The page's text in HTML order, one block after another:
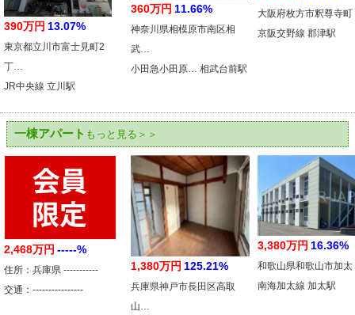
390万円 13.07%
東京都立川市富士見町2
丁…
JR中央線 立川駅
360万円 11.66%
神奈川県相模原市南区相
武…
小田急小田原… 相武台前駅
大阪府枚方市釈尊寺町
京阪交野線 郡津駅
一棟アパート もっと見る＞＞
2,468万円 -----%
住所：兵庫県 -----------
交通：----------------
1,380万円 125.21%
兵庫県神戸市長田区高取
山…
3,380万円 16.36%
和歌山県和歌山市加太
南海加太線 加太駅